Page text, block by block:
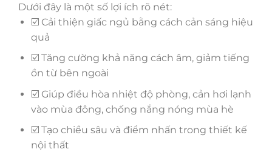
Dưới đây là một số lợi ích rõ nét:
☑️ Cải thiện giấc ngủ bằng cách cản sáng hiệu
quả
☑️ Tăng cường khả năng cách âm, giảm tiếng
ồn từ bên ngoài
☑️ Giúp điều hòa nhiệt độ phòng, cản hơi lạnh
vào mùa đông, chống nắng nóng mùa hè
☑️ Tạo chiều sâu và điểm nhấn trong thiết kế
nội thất